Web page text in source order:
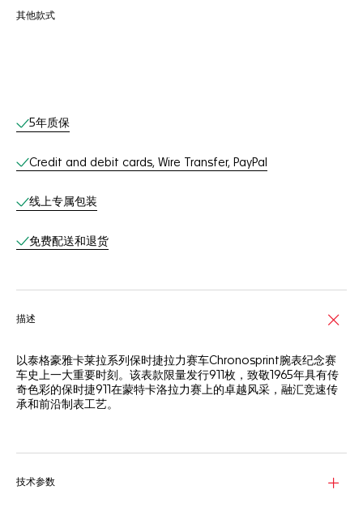
其他款式
线上服务
5年质保
Credit and debit cards, Wire Transfer, PayPal
线上专属包装
免费配送和退货
描述
以泰格豪雅卡莱拉系列保时捷拉力赛车Chronosprint腕表纪念赛
车史上一大重要时刻。该表款限量发行911枚，致敬1965年具有传
奇色彩的保时捷911在蒙特卡洛拉力赛上的卓越风采，融汇竞速传
承和前沿制表工艺。
一扣人心弦的历史赛绩。
技术参数